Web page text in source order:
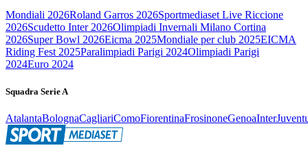
Mondiali 2026Roland Garros 2026Sportmediaset Live Riccione
2026Scudetto Inter 2026Olimpiadi Invernali Milano Cortina
2026Super Bowl 2026Eicma 2025Mondiale per club 2025EICMA
Riding Fest 2025Paralimpiadi Parigi 2024Olimpiadi Parigi
2024Euro 2024
Squadra Serie A
AtalantaBolognaCagliariComoFiorentinaFrosinoneGenoaInter